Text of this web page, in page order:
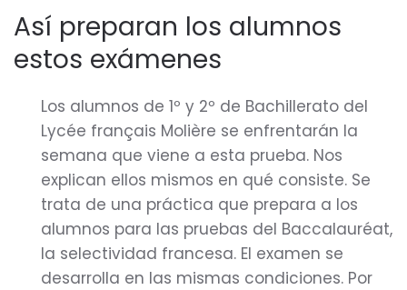
Así preparan los alumnos
estos exámenes
Los alumnos de 1º y 2º de Bachillerato del
Lycée français Molière se enfrentarán la
semana que viene a esta prueba. Nos
explican ellos mismos en qué consiste. Se
trata de una práctica que prepara a los
alumnos para las pruebas del Baccalauréat,
la selectividad francesa. El examen se
desarrolla en las mismas condiciones. Por